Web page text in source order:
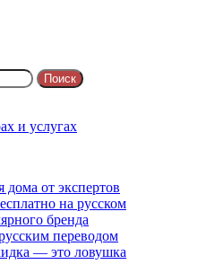
и услугах
от экспертов
на русском
бренда
переводом
— это ловушка